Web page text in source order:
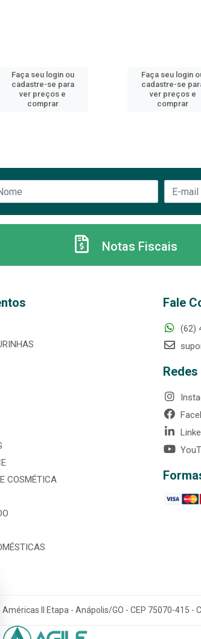
Faça seu login ou
cadastre-se para
ver preços e
comprar
Faça seu login
cadastre-se
ver preços e
comprar
Notas Fiscais
COSMÉTICA
Fale
(62)
II Etapa - Anápolis/GO - CEP 75070-415 -